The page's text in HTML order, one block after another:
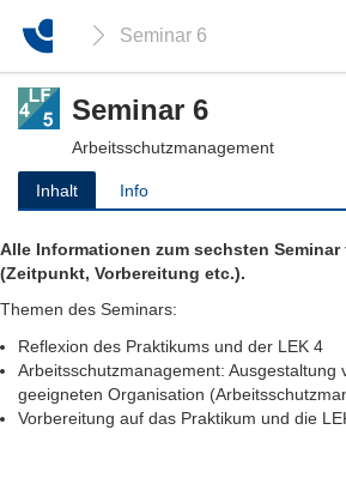
Seminar 6
Seminar 6
Arbeitsschutzmanagement
Inhalt Info
Alle Informationen zum sechsten
(Zeitpunkt, Vorbereitung etc.).
Themen des Seminars:
Reflexion des Praktikums und der LEK 4
Arbeitsschutzmanagement: Ausgestaltung
geeigneten Organisation
Vorbereitung auf das Praktikum und die